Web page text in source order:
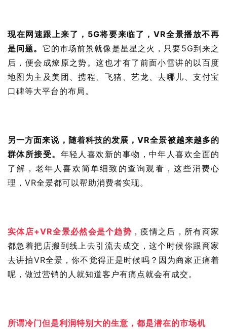
现在网速跟上来了，5G将要来临了，VR全景播放不再
是问题。 它的市场前景就像是星星之火，只要5G到来之
后，便会成燎原之势。这也才有了前面小雪讲的以百度
地图为主及美团、携程、飞猪、艺龙、去哪儿、支付宝
口碑等大平台的布局。
另一方面来说，随着科技的发展，VR全景被越来越多的
群体所接受。 年轻人喜欢新的事物，中年人喜欢全面的
了解，老年人喜欢简单细致的查询观看，这些消费心
理，VR全景都可以帮助消费者实现。
实体店+VR全景必然会是个趋势 ，疫情之后，所有商家
都急着把店搬到线上去引流去成交，这个时候你跟商家
去讲拍VR全景，你不觉得正是时候吗？因为商家正痛着
呢，做过营销的人就知道客户有痛点就会有成交。
所谓冷门但是利润特别大的生意，都是潜在的市场机